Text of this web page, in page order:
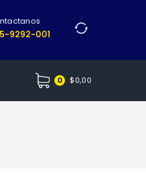
9292-001
0 $0,00